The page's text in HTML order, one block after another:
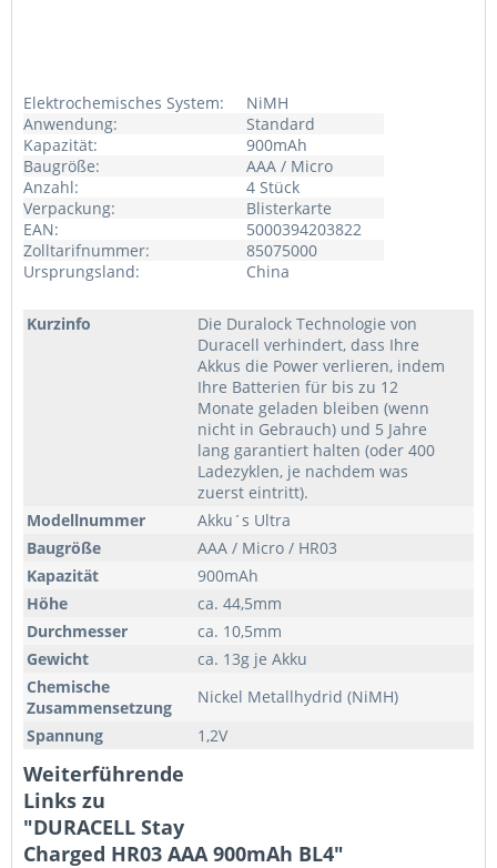
Elektrochemisches System:
NiMH
Anwendung:
Standard
Kapazität:
900mAh
Baugröße:
AAA / Micro
Anzahl:
4 Stück
Verpackung:
Blisterkarte
EAN:
5000394203822
Zolltarifnummer:
85075000
Ursprungsland:
China
Kurzinfo
Die Duralock Technologie von
Duracell verhindert, dass Ihre
Akkus die Power verlieren, indem
Ihre Batterien für bis zu 12
Monate geladen bleiben (wenn
nicht in Gebrauch) und 5 Jahre
lang garantiert halten (oder 400
Ladezyklen, je nachdem was
zuerst eintritt).
Modellnummer
Akku´s Ultra
Baugröße
AAA / Micro / HR03
Kapazität
900mAh
Höhe
ca. 44,5mm
Durchmesser
ca. 10,5mm
Gewicht
ca. 13g je Akku
Chemische
Zusammensetzung
Nickel Metallhydrid (NiMH)
Spannung
1,2V
Weiterführende
Links zu
"DURACELL Stay
Charged HR03 AAA 900mAh BL4"